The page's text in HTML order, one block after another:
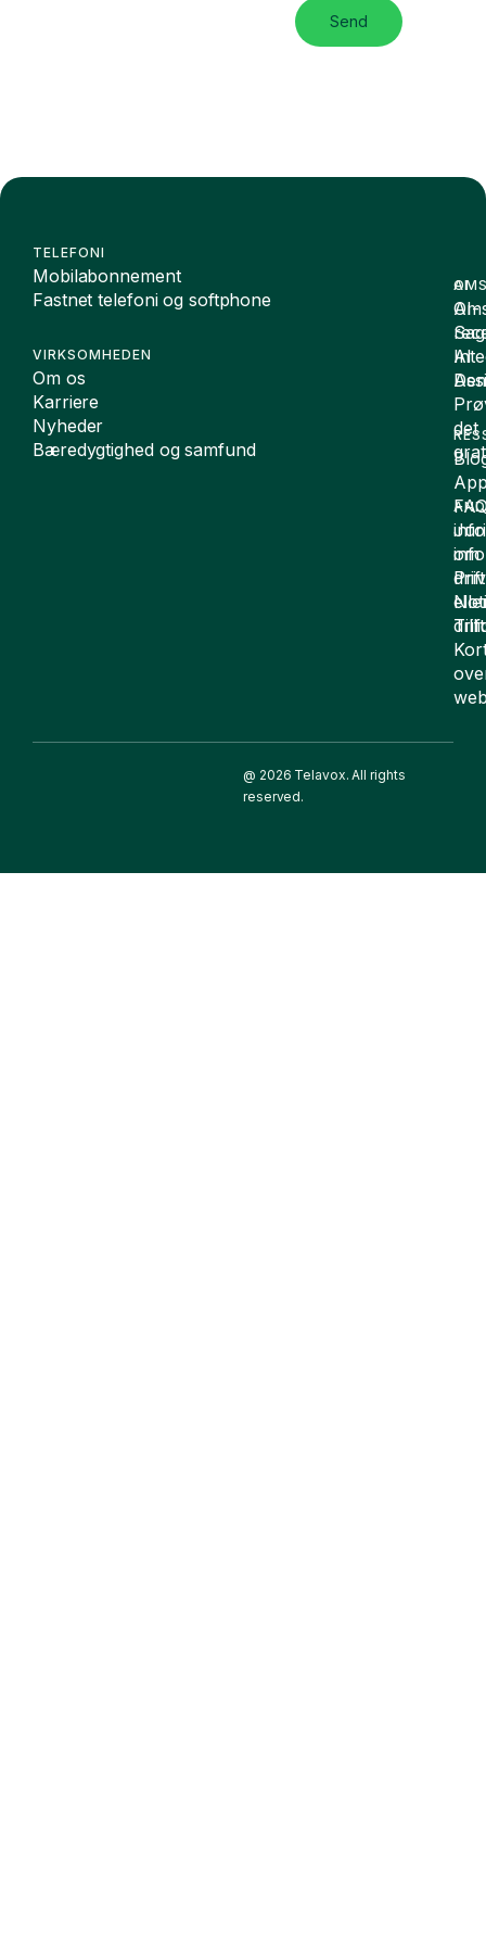
Send
TELEFONI
Mobilabonnement
Fastnet telefoni og softphone
VIRKSOMHEDEN
Om os
Karriere
Nyheder
Bæredygtighed og samfund
om
drift
AI
AI-
AI
det
@ 2026 Telavox. All rights
reserved.